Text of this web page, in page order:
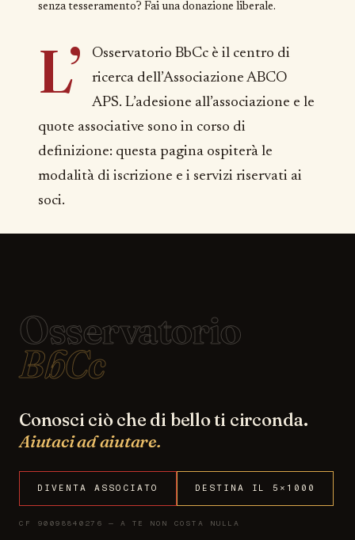
senza tesseramento? Fai una donazione liberale.
L’
Osservatorio BbCc è il centro di
ricerca dell’Associazione ABCO
APS. L’adesione all’associazione e le
quote associative sono in corso di
definizione: questa pagina ospiterà le
modalità di iscrizione e i servizi riservati ai
soci.
Osservatorio
BbCc
Conosci ciò che di bello ti circonda.
Aiutaci ad aiutare.
DIVENTA ASSOCIATO DESTINA IL 5×1000
CF 90098840276 — A TE NON COSTA NULLA